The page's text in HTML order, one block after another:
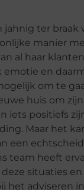
jahnig ter braak
manier
al haar
emotie en
om te
huis om
iets positiefs
Maar het
een
team heeft
situaties en
het adviseren